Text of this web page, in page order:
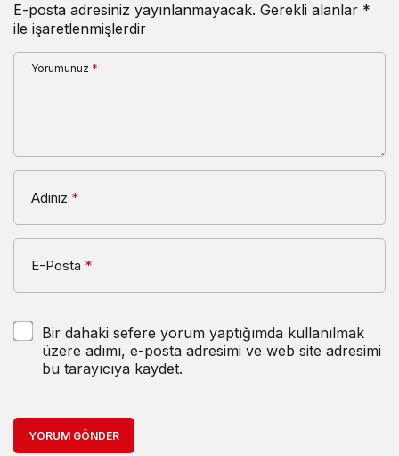
E-posta adresiniz yayınlanmayacak. Gerekli alanlar *
ile işaretlenmişlerdir
Yorumunuz *
Adınız *
E-Posta *
Bir dahaki sefere yorum yaptığımda kullanılmak
üzere adımı, e-posta adresimi ve web site adresimi
bu tarayıcıya kaydet.
YORUM GÖNDER